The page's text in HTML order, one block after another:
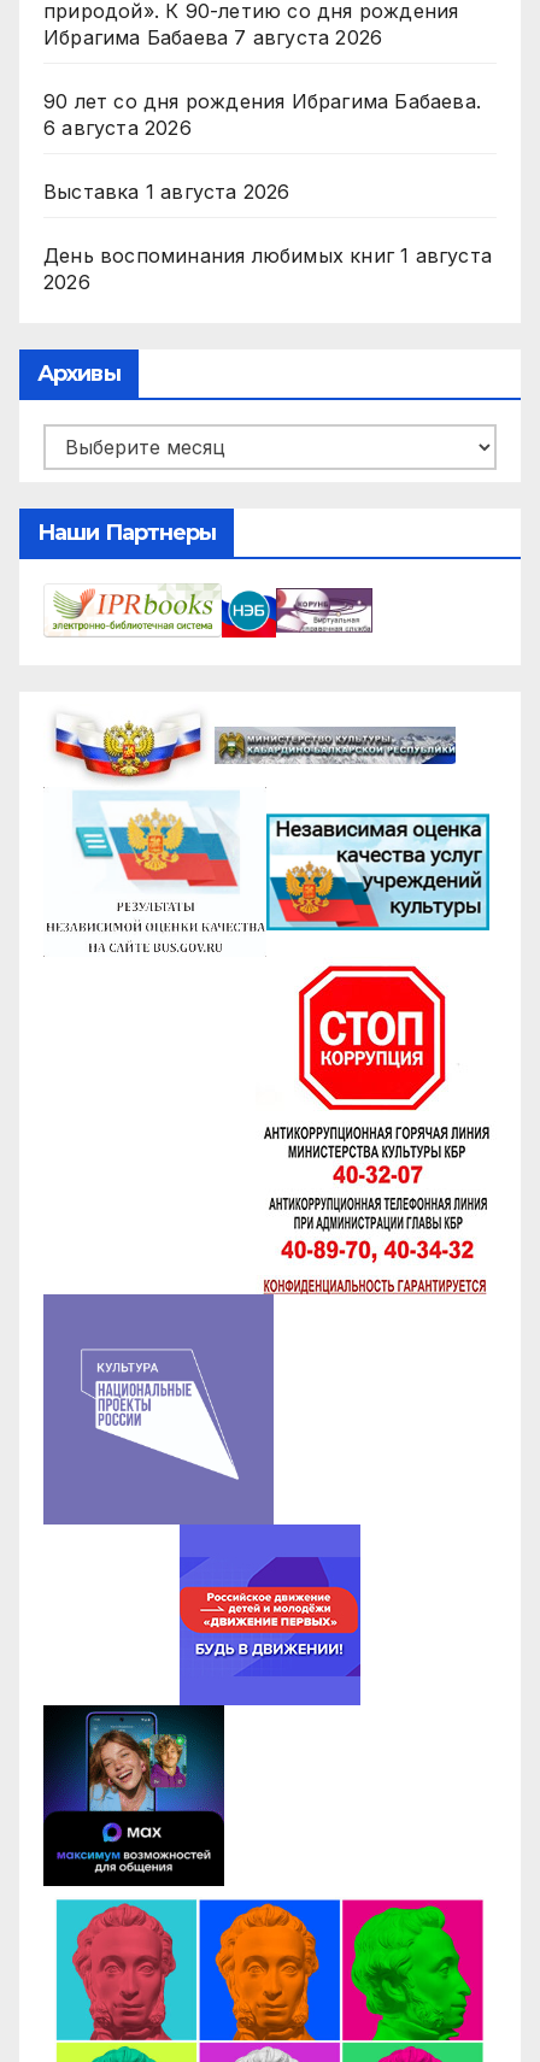
природой». К 90-летию со дня рождения
Ибрагима Бабаева 7 августа 2026
90 лет со дня рождения Ибрагима Бабаева.
6 августа 2026
Выставка 1 августа 2026
День воспоминания любимых книг 1 августа
2026
Архивы
Архивы
Наши Партнеры